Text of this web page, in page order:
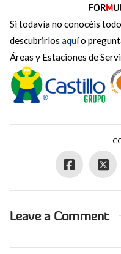
FORM
Si todavía no conocéis
descubrirlos aquío
Áreas y Estaciones de
Leave a Comment